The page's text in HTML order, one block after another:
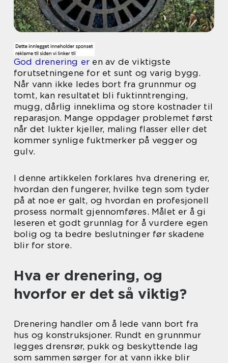
God drenering er en av de viktigste
forutsetningene for et sunt og varig bygg.
Når vann ikke ledes bort fra grunnmur og
tomt, kan resultatet bli fuktinntrenging,
mugg, dårlig inneklima og store kostnader til
reparasjon. Mange oppdager problemet først
når det lukter kjeller, maling flasser eller det
kommer synlige fuktmerker på vegger og
gulv.
I denne artikkelen forklares hva drenering er,
hvordan den fungerer, hvilke tegn som tyder
på at noe er galt, og hvordan en profesjonell
prosess normalt gjennomføres. Målet er å gi
leseren et godt grunnlag for å vurdere egen
bolig og ta bedre beslutninger før skadene
blir for store.
Hva er drenering, og
hvorfor er det så viktig?
Drenering handler om å lede vann bort fra
hus og konstruksjoner. Rundt en grunnmur
legges drensrør, pukk og beskyttende lag
som sammen sørger for at vann ikke blir